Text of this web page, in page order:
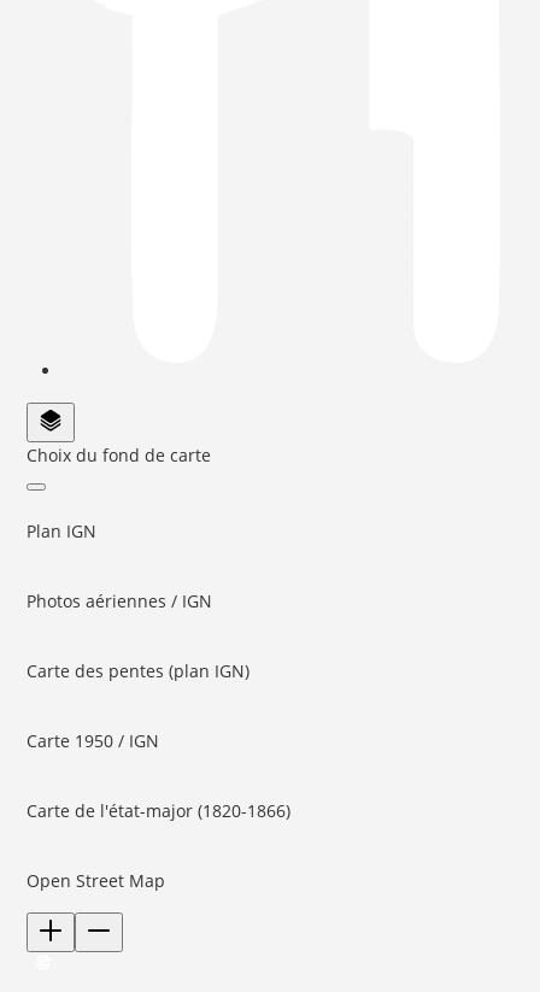
Choix du fond de carte
Plan IGN
Photos aériennes / IGN
Carte des pentes (plan IGN)
Carte 1950 / IGN
Carte de l'état-major (1820-1866)
Open Street Map